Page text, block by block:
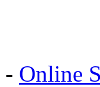
- Online